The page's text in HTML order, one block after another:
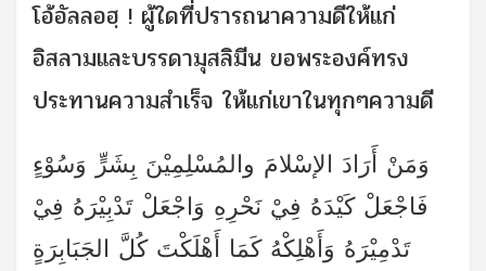
โอ้อัลลอฮฺ ! ผู้ใดที่ปรารถนาความดีให้แก่
อิสลามและบรรดามุสลิมีน ขอพระองค์ทรง
ประทานความสำเร็จ ให้แก่เขาในทุกๆความดี
وَمَنْ أَرَادَ الإسْلامَ والمُسْلِمِيْنَ بِشَرٍّ وَسُوْءٍ
فَاجْعَلْ كَيْدَهُ فِيْ نَحْرِهِ وَاجْعَلْ تَدْبِيْرَهُ فِيْ
تَدْمِيْرَهُ وَأَهْلِكْهُ كَمَا أَهْلَكْتَ كُلَّ الجَبَابِرَةٍ